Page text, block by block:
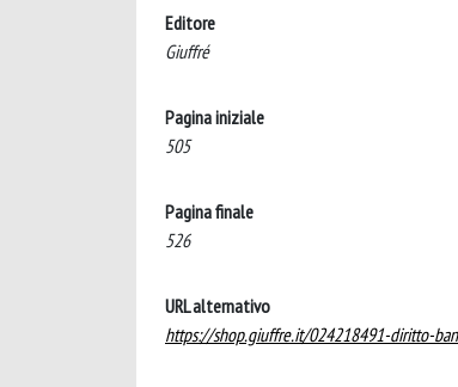
Editore
Giuffré
Pagina iniziale
505
Pagina finale
526
URL alternativo
https://shop.giuffre.it/024218491-diritto-